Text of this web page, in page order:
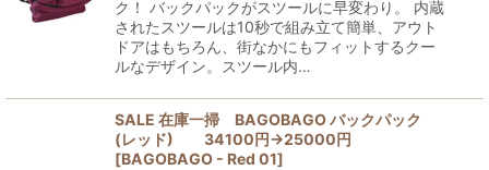
ク！ バックパックがスツールに早変わり。 内蔵
されたスツールは10秒で組み立て簡単、アウト
ドアはもちろん、街なかにもフィットするクー
ルなデザイン。スツール内…
SALE 在庫一掃 BAGOBAGO バックパック
(レッド) 34100円→25000円
[BAGOBAGO - Red 01]